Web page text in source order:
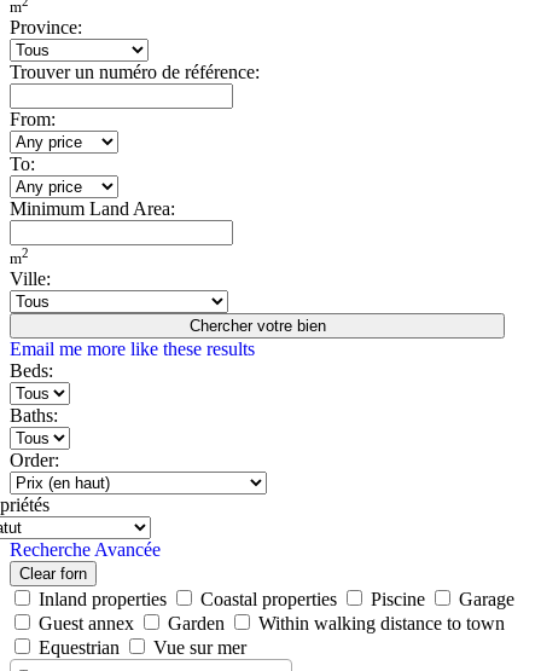
m
Province:
Trouver un numéro de référence:
From:
To:
Minimum Land Area:
m2
Ville:
Chercher votre bien
Email me more like these results
Beds:
Baths:
Order:
Recherche Avancée
Clear forn
Inland properties Coastal properties Piscine
Garage
Guest annex
Garden
Within walking distance to town
Equestrian
Vue sur mer